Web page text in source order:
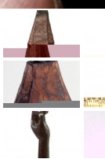
entfernt.
"http://" in URLs